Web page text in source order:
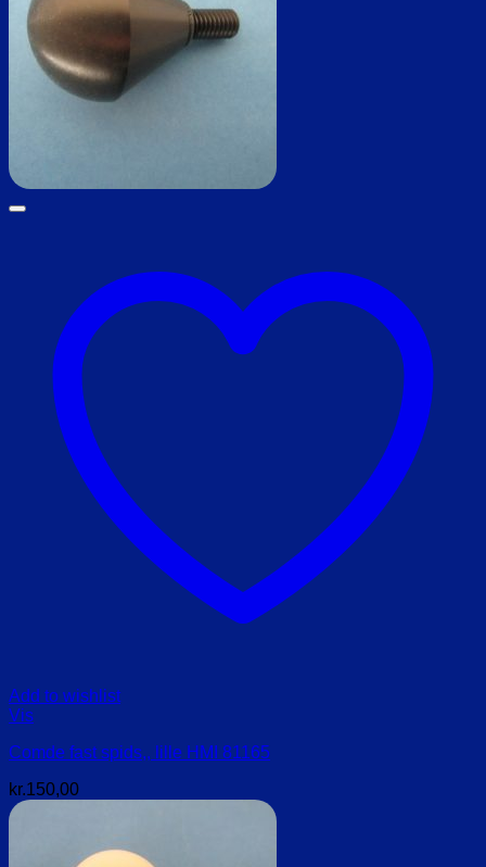
Add to wishlist
Vis
Comde fast spids,, lille HMI 81165
kr.150,00